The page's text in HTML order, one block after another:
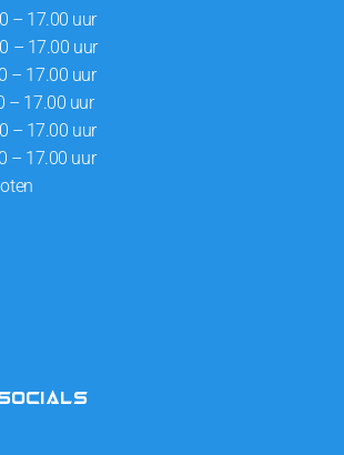
– 17.00 uur
17.00 uur
– 17.00 uur
– 17.00 uur
17.00 uur
17.00 uur